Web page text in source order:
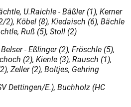
U.Raichle - Bäßler (1), Kerner
2), Köbel (8), Kiedaisch (6), Bächle
Ruß (5), Stoll (2)
- Eßlinger (2), Fröschle (5),
(2), Kienle (3), Rausch (1),
Zeller (2), Boltjes, Gehring
Dettingen/E.), Buchholz (HC